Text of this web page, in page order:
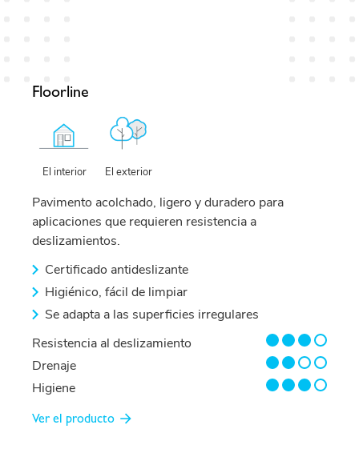
Floorline
El interior El exterior
Pavimento acolchado, ligero y duradero para
aplicaciones que requieren resistencia a
deslizamientos.
Certificado antideslizante
Higiénico, fácil de limpiar
Se adapta a las superficies irregulares
Resistencia al deslizamiento
3/4
Drenaje
2/4
Higiene
3/4
Ver el producto